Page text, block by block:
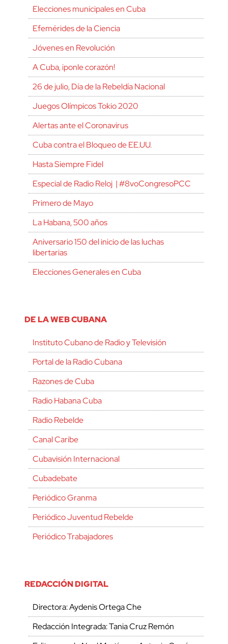
Elecciones municipales en Cuba
Efemérides de la Ciencia
Jóvenes en Revolución
A Cuba, ¡ponle corazón!
26 de julio, Día de la Rebeldía Nacional
Juegos Olímpicos Tokio 2020
Alertas ante el Coronavirus
Cuba contra el Bloqueo de EE.UU.
Hasta Siempre Fidel
Especial de Radio Reloj | #8voCongresoPCC
Primero de Mayo
La Habana, 500 años
Aniversario 150 del inicio de las luchas
libertarias
Elecciones Generales en Cuba
DE LA WEB CUBANA
Instituto Cubano de Radio y Televisión
Portal de la Radio Cubana
Razones de Cuba
Radio Habana Cuba
Radio Rebelde
Canal Caribe
Cubavisión Internacional
Cubadebate
Periódico Granma
Periódico Juventud Rebelde
Periódico Trabajadores
REDACCIÓN DIGITAL
Directora: Aydenis Ortega Che
Redacción Integrada: Tania Cruz Remón